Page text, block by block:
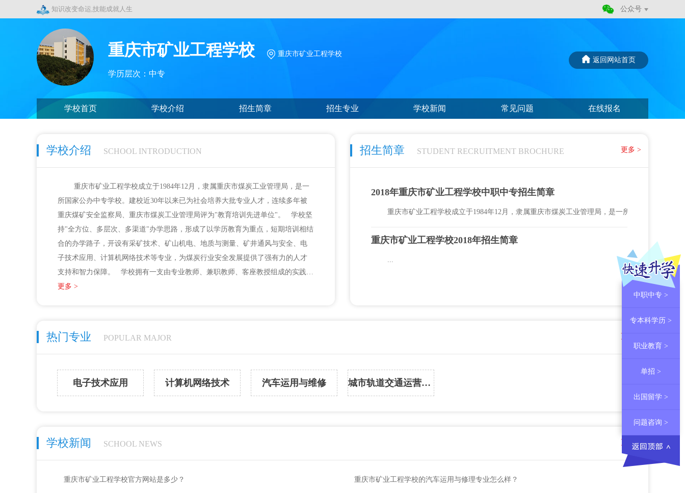
知识改变命运,技能成就人生 公众号
重庆市矿业工程学校 重庆市矿业工程学校
学历层次：中专
返回网站首页
学校首页 学校介绍 招生简章 招生专业 学校新闻 常见问题 在线报名
学校介绍 SCHOOL INTRODUCTION
重庆市矿业工程学校成立于1984年12月，隶属重庆市煤炭工业管理局，是一
所国家公办中专学校。建校近30年以来已为社会培养大批专业人才，连续多年被
重庆煤矿安全监察局、重庆市煤炭工业管理局评为"教育培训先进单位"。 学校坚
持"全方位、多层次、多渠道"办学思路，形成了以学历教育为重点，短期培训相结
合的办学路子，开设有采矿技术、矿山机电、地质与测量、矿井通风与安全、电
子技术应用、计算机网络技术等专业，为煤炭行业安全发展提供了强有力的人才
支持和智力保障。 学校拥有一支由专业教师、兼职教师、客座教授组成的实践经
验丰富、职业教育特色鲜明的师资队伍，能充分满足学历教育和短期培训需要。
有限责任公司。 我校是一所正规的公办学校，由市政府花上亿元修建的校区，目
的是培养一批综合素质较高的技术人才。采用全封闭式军事化严格管理、科学人
一对一培训，人人动手，人人过关，我校几十年风雨历程，培养出大批优秀人
才。值得学生信赖。在重庆市人民政府多年来大力支持下！有数百家条件极优的
更多 >
招生简章 STUDENT RECRUITMENT BROCHURE 更多 >
2018年重庆市矿业工程学校中职中专招生简章
重庆市矿业工程学校成立于1984年12月，隶属重庆市煤炭工业管理局，是一所国家公办中专
重庆市矿业工程学校2018年招生简章
...
热门专业 POPULAR MAJOR 更多 >
电子技术应用 计算机网络技术 汽车运用与维修 城市轨道交通运营管理
学校新闻 SCHOOL NEWS 更多 >
重庆市矿业工程学校官方网站是多少？ 重庆市矿业工程学校的汽车运用与修理专业怎么样？
中职中专 >
专本科学历 >
职业教育 >
单招 >
出国留学 >
问题咨询 >